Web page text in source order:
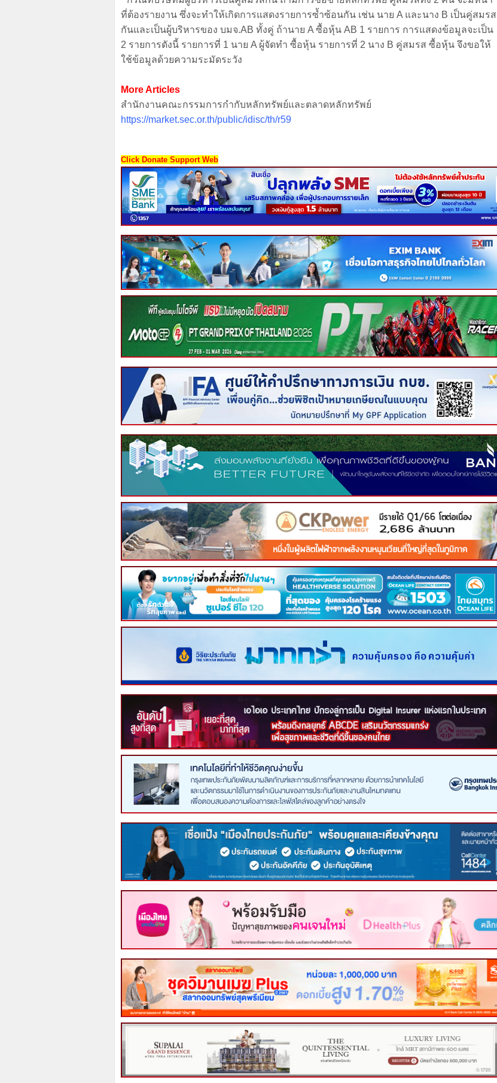
ที่ต้องรายงาน ซึ่งจะทำให้เกิดการแสดงรายการซ้ำซ้อนกัน เช่น นาย A และนาง B เป็นคู่สมรส
กันและเป็นผู้บริหารของ บมจ.AB ทั้งคู่ ถ้านาย A ซื้อหุ้น AB 1 รายการ การแสดงข้อมูลจะเป็น
2 รายการดังนี้ รายการที่ 1 นาย A ผู้จัดทำ ซื้อหุ้น รายการที่ 2 นาง B คู่สมรส ซื้อหุ้น จึงขอให้
ใช้ข้อมูลด้วยความระมัดระวัง
More Articles
สำนักงานคณะกรรมการกำกับหลักทรัพย์และตลาดหลักทรัพย์
https://market.sec.or.th/public/idisc/th/r59
Click Donate Support Web